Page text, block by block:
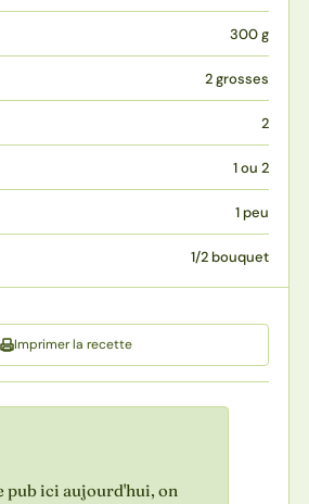
300 g
2 grosses
2
1 ou 2
1 peu
1/2 bouquet
Imprimer la recette
pub ici aujourd'hui, on